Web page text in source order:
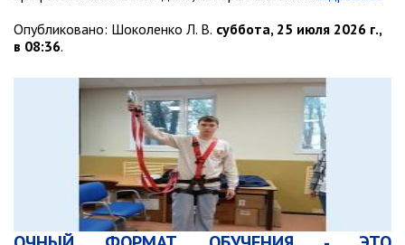
Редакция газеты «Вести»
Дума МОГП
Избирательная комиссия
Контрольно-счётная палата
Суд
Прокуратура г. Партизанска
Противодействие экстремизму
Опубликовано: Шоколенко Л. В. суббота, 25 июля 2026 г.,
в 08:36.